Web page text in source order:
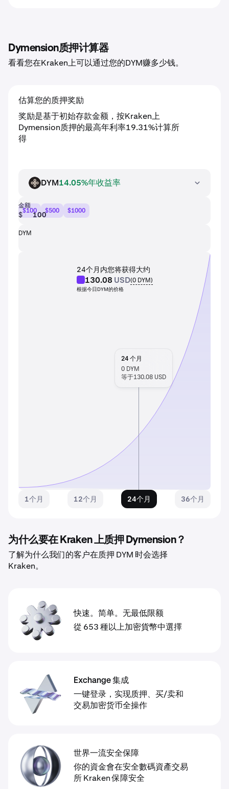
Dymension质押计算器
看看您在Kraken上可以通过您的DYM赚多少钱。
估算您的质押奖励
奖励是基于初始存款金额，按Kraken上
Dymension质押的最高年利率19.31%计算所
得
DYM DYM14.05%年收益率
金额
$$100 $500 $1000
DYM
24个月内您将获得大约
130.08 USD(0 DYM)
根据今日DYM的价格
24个月
0 DYM
等于130.08 USD
1个月 12个月 24个月 36个月
为什么要在 Kraken 上质押 Dymension？
了解为什么我们的客户在质押 DYM 时会选择
Kraken。
快速。简单。无最低限额
從 653 種以上加密貨幣中選擇
Exchange 集成
一键登录，实现质押、买/卖和
交易加密货币全操作
世界一流安全保障
你的資金會在安全數碼資產交易
所 Kraken 保障安全